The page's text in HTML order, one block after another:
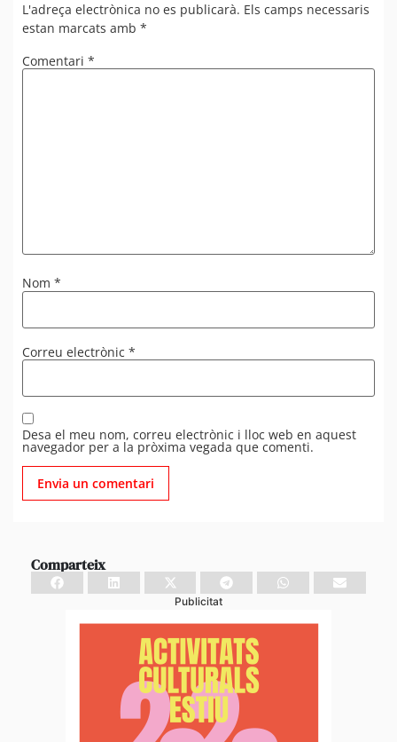
L'adreça electrònica no es publicarà. Els camps necessaris
estan marcats amb *
Comentari *
Nom *
Correu electrònic *
Desa el meu nom, correu electrònic i lloc web en aquest
navegador per a la pròxima vegada que comenti.
Comparteix
Publicitat